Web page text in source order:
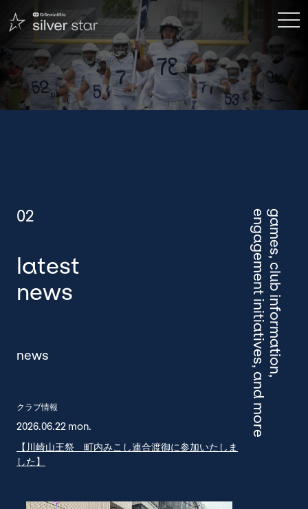
latest
news
news
クラブ情報
2026.06.22 mon.
【川崎山王祭 町内みこし連合渡御に参加いたしま
した】
games, club information,
engagement initiatives, and more